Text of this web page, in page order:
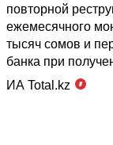
повторной
ежемесячного
тысяч сомов и
банка при
ИА Total.kz